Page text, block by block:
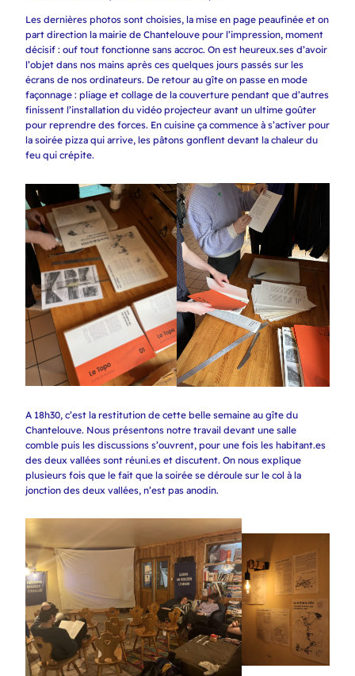
Les dernières photos sont choisies, la mise en page peaufinée et on
part direction la mairie de Chantelouve pour l’impression, moment
décisif : ouf tout fonctionne sans accroc. On est heureux.ses d’avoir
l’objet dans nos mains après ces quelques jours passés sur les
écrans de nos ordinateurs. De retour au gîte on passe en mode
façonnage : pliage et collage de la couverture pendant que d’autres
finissent l’installation du vidéo projecteur avant un ultime goûter
pour reprendre des forces. En cuisine ça commence à s’activer pour
la soirée pizza qui arrive, les pâtons gonflent devant la chaleur du
feu qui crépite.
A 18h30, c’est la restitution de cette belle semaine au gîte du
Chantelouve. Nous présentons notre travail devant une salle
comble puis les discussions s’ouvrent, pour une fois les habitant.es
des deux vallées sont réuni.es et discutent. On nous explique
plusieurs fois que le fait que la soirée se déroule sur le col à la
jonction des deux vallées, n’est pas anodin.